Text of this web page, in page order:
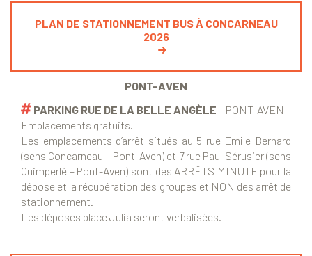
PLAN DE STATIONNEMENT BUS À CONCARNEAU
2026
PONT-AVEN
PARKING RUE DE LA BELLE ANGÈLE – PONT-AVEN
Emplacements gratuits.
Les emplacements d’arrêt situés au 5 rue Emile Bernard
(sens Concarneau – Pont-Aven) et 7 rue Paul Sérusier (sens
Quimperlé – Pont-Aven) sont des ARRÊTS MINUTE pour la
dépose et la récupération des groupes et NON des arrêt de
stationnement.
Les déposes place Julia seront verbalisées.